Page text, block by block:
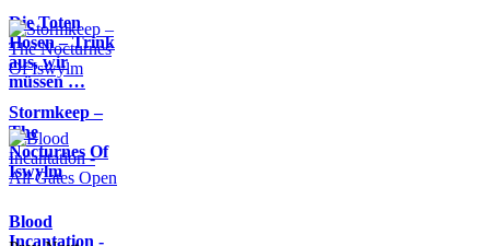
Die Toten
Hosen – Trink
aus, wir
müssen …
Stormkeep –
The
Nocturnes Of
Iswylm
Blood
Incantation -